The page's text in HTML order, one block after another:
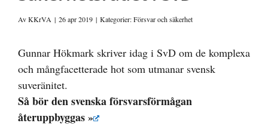
AvKKrVA | 26 apr 2019 | Kategorier:Försvar och säkerhet
Gunnar Hökmark skriver idag i SvD om de komplexa
och mångfacetterade hot som utmanar svensk
suveränitet.
Så bör den svenska försvarsförmågan
återuppbyggas »